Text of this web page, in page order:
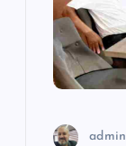
admin